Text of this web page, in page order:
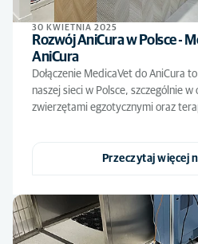
30 KWIETNIA 2025
Rozwój AniCura w Polsce -
AniCura
Dołączenie MedicaVet do AniCura
naszej sieci w Polsce, szczególnie
zwierzętami egzotycznymi oraz
Przeczytaj więcej